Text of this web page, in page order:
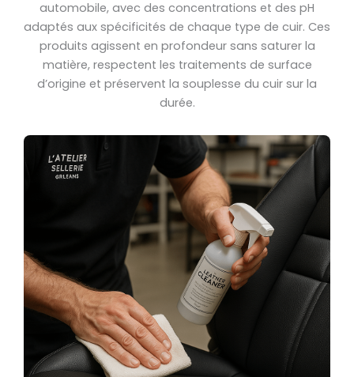
automobile, avec des concentrations et des pH
adaptés aux spécificités de chaque type de cuir. Ces
produits agissent en profondeur sans saturer la
matière, respectent les traitements de surface
d’origine et préservent la souplesse du cuir sur la
durée.